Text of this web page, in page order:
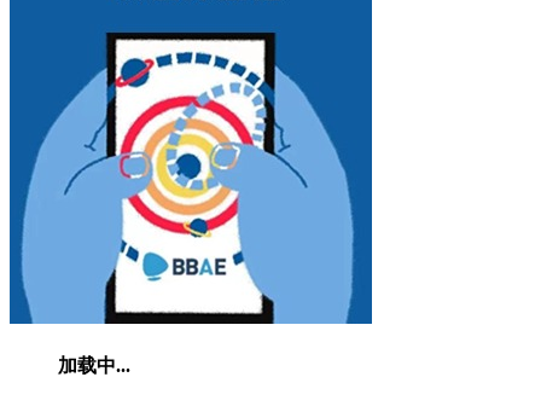
加载中...